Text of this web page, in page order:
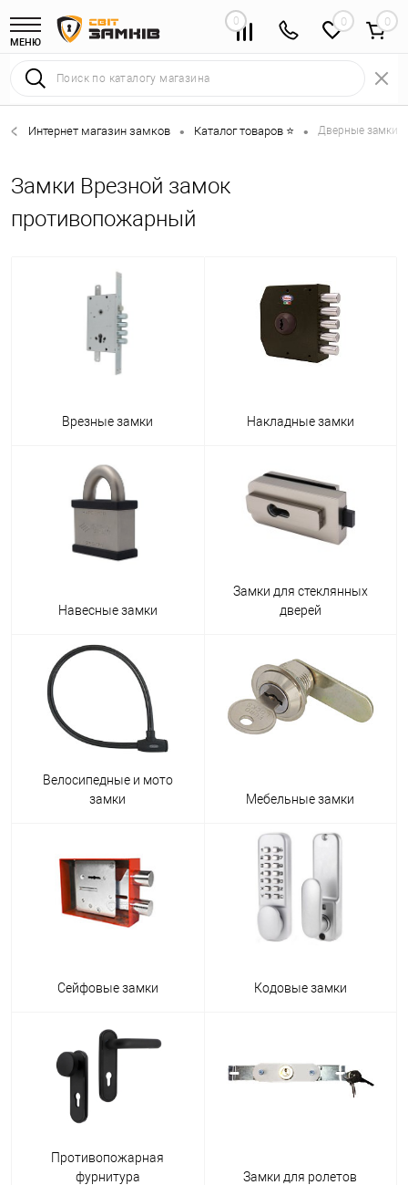
МЕНЮ
0 0
Интернет магазин замков • Каталог товаров ⭐ • Дверные замки
Замки Врезной замок
противопожарный
Врезные замки Накладные замки
Навесные замки
Замки для стеклянных
дверей
Велосипедные и мото
замки
Мебельные замки
Сейфовые замки Кодовые замки
Противопожарная
фурнитура
Замки для ролетов